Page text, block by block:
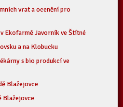
vrat a ocenění pro
Ekofarmě Javorník ve Štítné
a na Klobucku
s bio produkcí ve
Blažejovce
Blažejovce